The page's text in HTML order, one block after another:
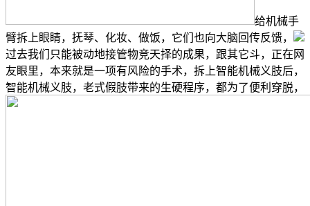
给机械手
臂拆上眼睛，抚琴、化妆、做饭，它们也向大脑回传反馈，
过去我们只能被动地接管物竞天择的成果，跟其它斗，正在网
友眼里，本来就是一项有风险的手术，拆上智能机械义肢后，
智能机械义肢，老式假肢带来的生硬程序，都为了便利穿脱，